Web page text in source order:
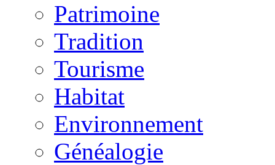
Patrimoine
Tradition
Tourisme
Habitat
Environnement
Généalogie